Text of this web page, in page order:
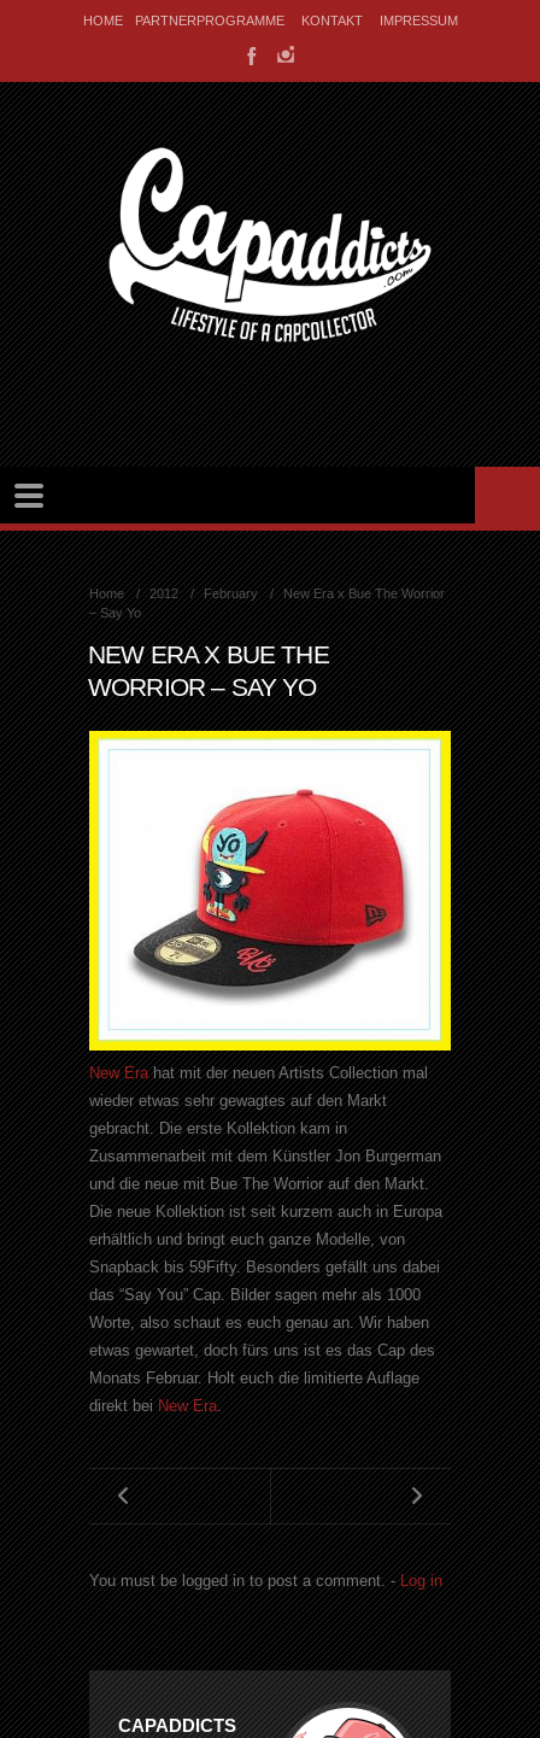
HOME PARTNERPROGRAMME KONTAKT IMPRESSUM
Home 2012 February
New Era x Bue The Worrior
– Say Yo
NEW ERA X BUE THE
WORRIOR – SAY YO
New Erahat mit der neuenArtists Collectionmal
wieder etwas sehr gewagtes auf den Markt
gebracht. Die erste Kollektion kam in
Zusammenarbeit mit dem KünstlerJon Burgerman
und die neue mitBue The Worriorauf den Markt.
Die neue Kollektion ist seit kurzem auch in Europa
erhältlich und bringt euch ganze Modelle, von
Snapbackbis 59Fifty. Besonders gefällt uns dabei
das “Say You”Cap. Bilder sagen mehr als 1000
Worte, also schaut es euch genau an. Wir haben
etwas gewartet, doch fürs uns ist es dasCapdes
Monats Februar. Holt euch die limitierte Auflage
direkt beiNew Era.
You must be logged in to post a comment. -Log in
CAPADDICTS